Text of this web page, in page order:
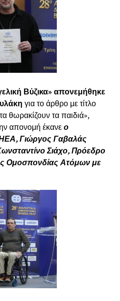
Βύζικα» απονεμήθηκε
για το άρθρο με τίτλο
θωρακίζουν τα παιδιά»,
απονομή έκανεο
Γιώργος Γαβαλάς
Σιάχο, Πρόεδρο
Ομοσπονδίας Ατόμων με